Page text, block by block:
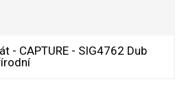
- CAPTURE - SIG4762 Dub